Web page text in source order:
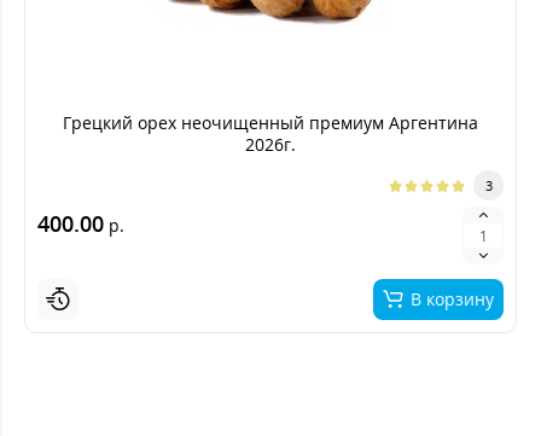
Грецкий орех неочищенный премиум Аргентина
2026г.
3
400.00 р.
В корзину